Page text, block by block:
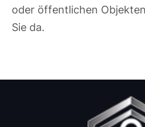
oder öffentlichen
Sie da.